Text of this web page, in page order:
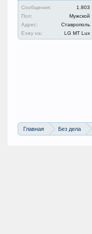
Сообщения:
1.803
Пол:
Мужской
Адрес:
Ставрополь
Езжу на:
LG MT Lux
Главная Без дела